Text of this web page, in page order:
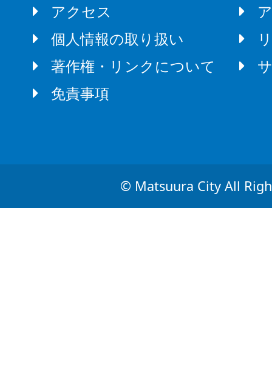
アクセス
個人情報の取り扱い
著作権・リンクについて
免責事項
© Matsuura City All